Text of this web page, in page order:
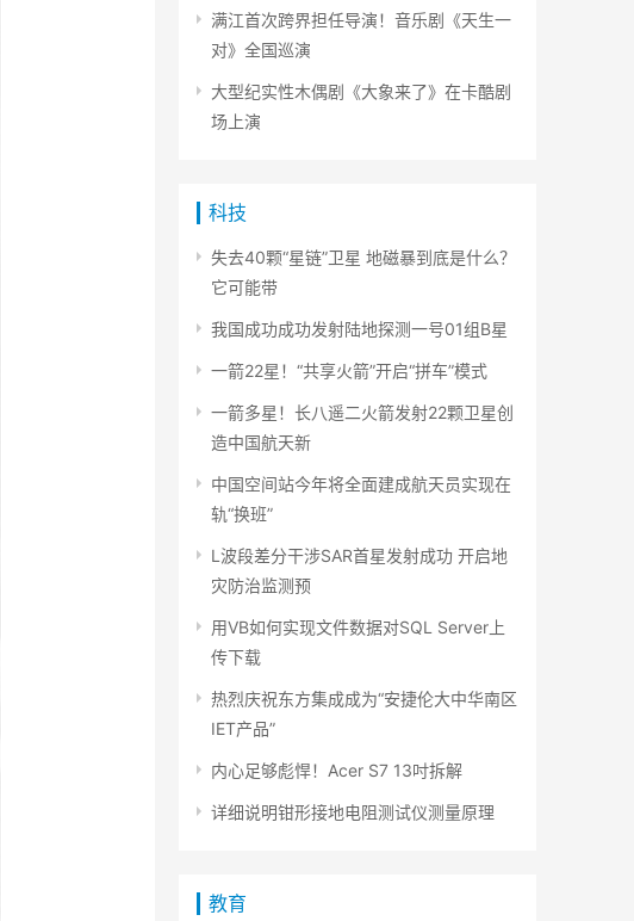
满江首次跨界担任导演！音乐剧《天生一
对》全国巡演
大型纪实性木偶剧《大象来了》在卡酷剧
场上演
科技
失去40颗“星链”卫星 地磁暴到底是什么？
它可能带
我国成功成功发射陆地探测一号01组B星
一箭22星！“共享火箭”开启“拼车”模式
一箭多星！长八遥二火箭发射22颗卫星创
造中国航天新
中国空间站今年将全面建成航天员实现在
轨“换班”
L波段差分干涉SAR首星发射成功 开启地
灾防治监测预
用VB如何实现文件数据对SQL Server上
传下载
热烈庆祝东方集成成为“安捷伦大中华南区
IET产品”
内心足够彪悍！Acer S7 13吋拆解
详细说明钳形接地电阻测试仪测量原理
教育